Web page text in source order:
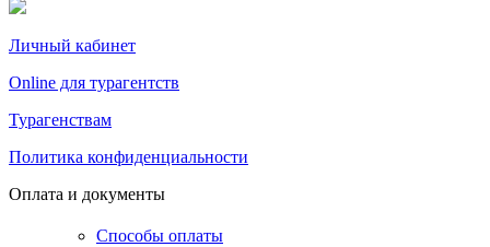
Личный кабинет
Online для турагентств
Турагенствам
Политика конфиденциальности
Оплата и документы
Способы оплаты